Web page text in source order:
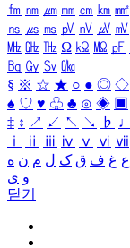
㎙ ㎚ ㎛ ㎜ ㎝ ㎞ ㎟
㎱ ㎲ ㎳ ㎴ ㎵ ㎶ ㎷
㎒ ㎓ ㎔ Ω ㏀ ㏁ ㎊
㏃ ㏉ ㏜ ㏆
§ ※ ☆ ★ ○ ● ◎ ◇
♠ ♡ ♥ ♧ ♣ ⊙ ◈ ▣
‡ ↕ ↗ ↙ ↖ ↘ ♭ ♩
ⅰ
ⅱ ⅲ ⅳ ⅴ ⅵ ⅶ
ع غ ف ق ک ل م ن ه
و ی
닫기